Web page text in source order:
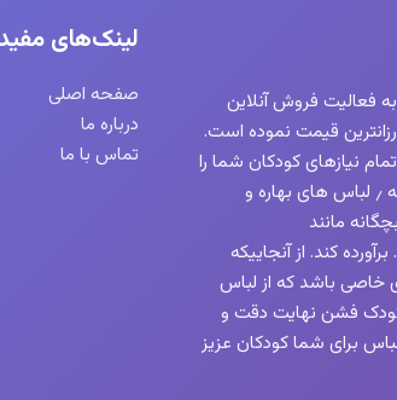
سال ۱۳۹۸ شروع به فعالیت فروش آنلاین
قیمت نموده است.
نیازهای کودکان شما را
اعم از لباس های پاییزه و زمستانه ٫ لباس های بهاره و
بچگانه مانند
و … برآورده کند. از آنجاییکه
خاصی باشد که از لباس
فشن نهایت دقت و
برای شما کودکان عزیز
لینک‌های مفید
صفحه اصلی
درباره ما
تماس با ما